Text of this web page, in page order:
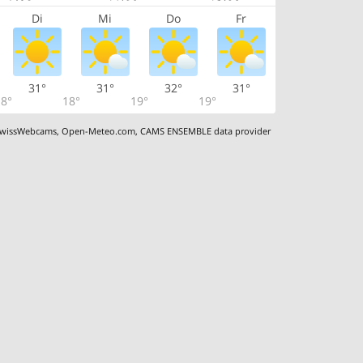
Di Mi Do Fr
31°
18°
31°
19°
32°
19°
31°
,Open-Meteo.com,CAMS ENSEMBLE data provider